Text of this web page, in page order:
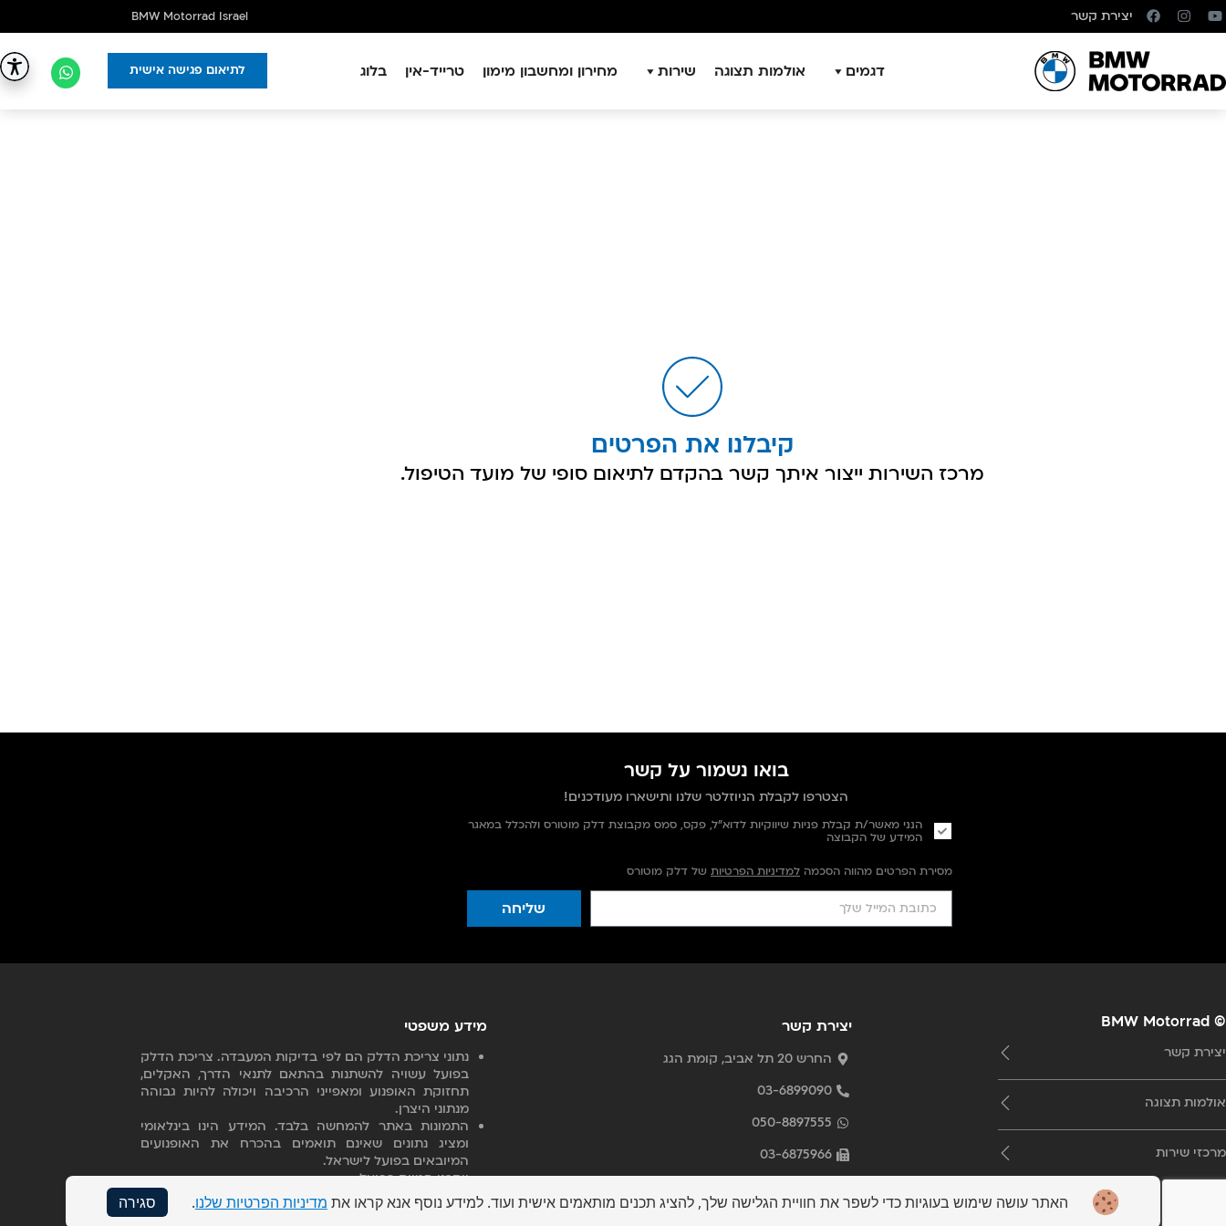
יצירת קשר BMW Motorrad Israel
דגמים אולמות תצוגה שירות מחירון ומחשבון מימון טרייד-אין בלוג לתיאום פגישה אישית
קיבלנו את הפרטים
מרכז השירות ייצור איתך קשר בהקדם לתיאום סופי של מועד הטיפול.
בואו נשמור על קשר
הצטרפו לקבלת הניוזלטר שלנו ותישארו מעודכנים!
הנני מאשר/ת קבלת פניות שיווקיות לדוא"ל, פקס, סמס מקבוצת דלק מוטורס ולהכלל במאגר
המידע של הקבוצה
מסירת הפרטים מהווה הסכמה למדיניות הפרטיות של דלק מוטורס
שליחה
© BMW Motorrad
יצירת קשר
אולמות תצוגה
מרכזי שירות
יצירת קשר
החרש 20 תל אביב, קומת הגג
03-6899090
050-8897555
03-6875966
מידע משפטי
נתוני צריכת הדלק הם לפי בדיקות המעבדה. צריכת הדלק
בפועל עשויה להשתנות בהתאם לתנאי הדרך, האקלים,
תחזוקת האופנוע ומאפייני הרכיבה ויכולה להיות גבוהה
מנתוני היצרן.
התמונות באתר להמחשה בלבד. המידע הינו בינלאומי
ומציג נתונים שאינם תואמים בהכרח את האופנועים
המיובאים בפועל לישראל.
ייתכנו סטיות בפועל.
האופנועים המוצגים עשויים לכלול ציוד אופציונלי. חברת
BMW AG ודלק מוטורס בע"מ שומורות לעצמן את הזכות
האתר עושה שימוש בעוגיות כדי לשפר את חוויית הגלישה שלך, להציג תכנים מותאמים אישית ועוד. למידע נוסף אנא קראו את מדיניות הפרטיות שלנו. סגירה